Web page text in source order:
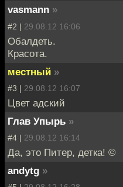
vasmann »
#2 | 29.08.12 16:06
Обалдеть.
Красота.
местный »
#3 | 29.08.12 16:07
Цвет адский
Глав Упырь »
#4 | 29.08.12 16:14
Да, это Питер, детка! ©
andytg »